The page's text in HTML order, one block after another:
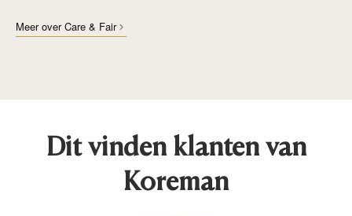
Meer over Care & Fair
Dit vinden klanten van
Koreman